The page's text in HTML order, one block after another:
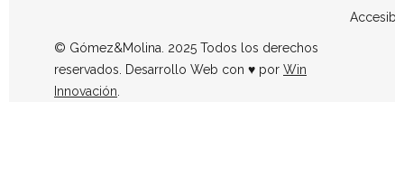
© Gómez&Molina. 2025 Todos los derechos
reservados. Desarrollo Web con ♥ por Win
Innovación